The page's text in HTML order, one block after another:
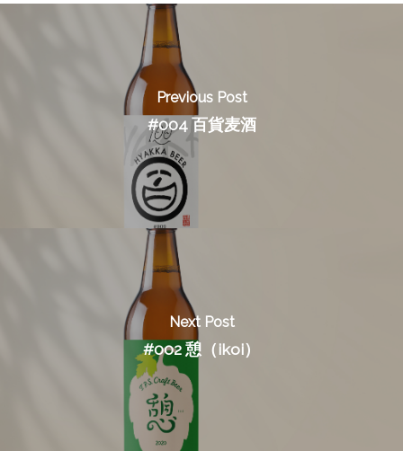
Previous Post
#004 百貨麦酒
Next Post
#002 憩（ikoi）